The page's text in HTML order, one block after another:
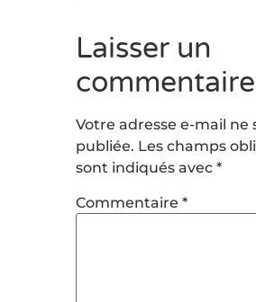
Laisser un
commentaire
Votre adresse e-mail ne
publiée. Les champs
sont indiqués avec *
Commentaire *